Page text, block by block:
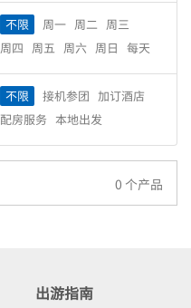
10天
11天 12天
13天
14天 15天 16天 17天
22天
23天 24天 25天
26天
27天 28天
不限 周一 周二 周三
周四 周五 周六 周日 每天
不限 接机参团 加订酒店
配房服务 本地出发
0 个产品
出游指南